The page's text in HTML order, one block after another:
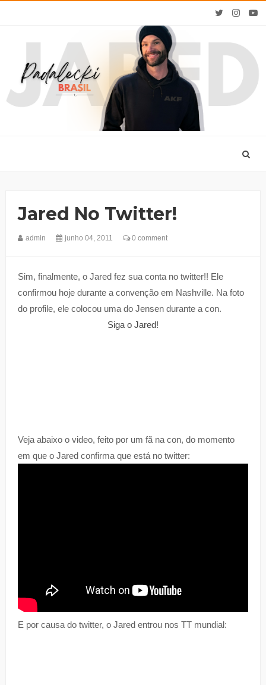
Jared No Twitter!
admin junho 04, 2011 0 comment
Sim, finalmente, o Jared fez sua conta no twitter!! Ele
confirmou hoje durante a convenção em Nashville. Na foto
do profile, ele colocou uma do Jensen durante a con.
Siga o Jared!
Veja abaixo o video, feito por um fã na con, do momento
em que o Jared confirma que está no twitter:
E por causa do twitter, o Jared entrou nos TT mundial: